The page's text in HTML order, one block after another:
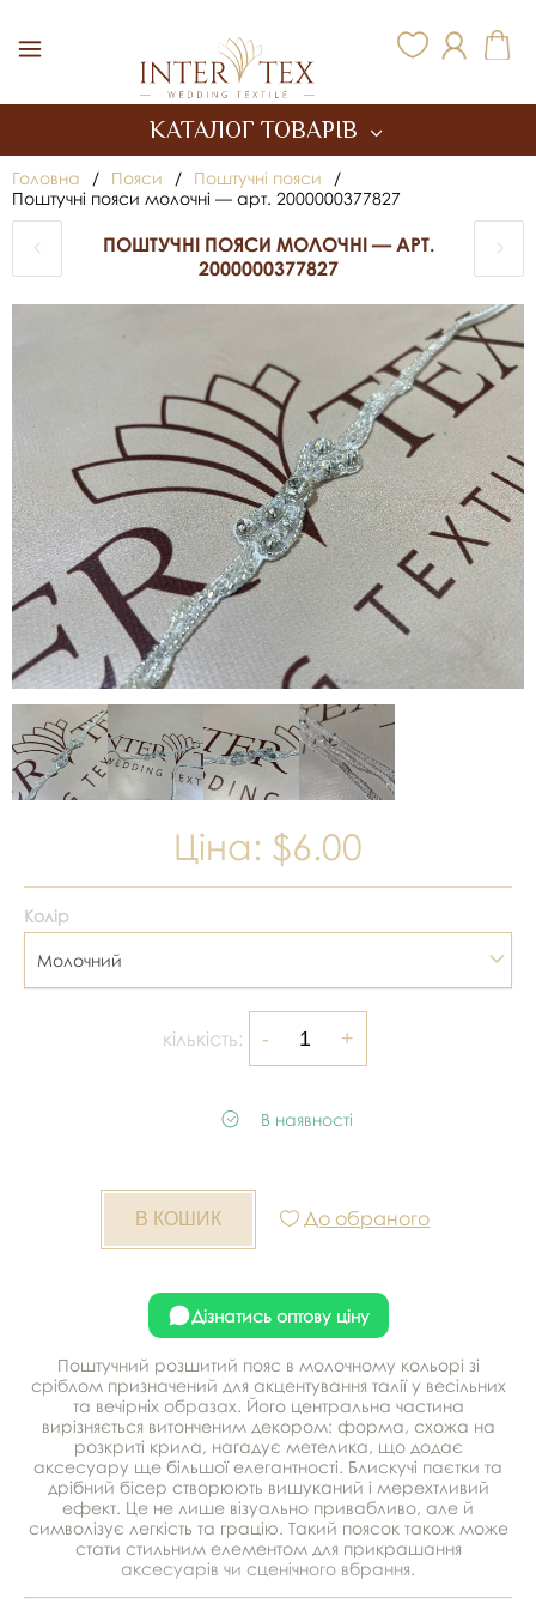
КАТАЛОГ ТОВАРІВ
Головна / Пояси / Поштучні пояси
/
Поштучні пояси молочні — арт. 2000000377827
ПОШТУЧНІ ПОЯСИ МОЛОЧНІ — АРТ.
2000000377827
Ціна: $6.00
Колір
Молочний
кількість:
В наявності
До обраного
Дізнатись оптову ціну
Поштучний розшитий пояс в молочному кольорі зі
сріблом призначений для акцентування талії у весільних
та вечірніх образах. Його центральна частина
вирізняється витонченим декором: форма, схожа на
розкриті крила, нагадує метелика, що додає
аксесуару ще більшої елегантності. Блискучі паєтки та
дрібний бісер створюють вишуканий і мерехтливий
ефект. Це не лише візуально привабливо, але й
символізує легкість та грацію. Такий поясок також може
стати стильним елементом для прикрашання
аксесуарів чи сценічного вбрання.